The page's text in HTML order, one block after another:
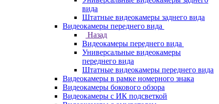
вида
Штатные видеокамеры заднего вида
Видеокамеры переднего вида
Назад
Видеокамеры переднего вида
Универсальные видеокамеры
переднего вида
Штатные видеокамеры переднего вида
Видеокамеры в рамке номерного знака
Видеокамеры бокового обзора
Видеокамеры с ИК подсветкой